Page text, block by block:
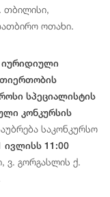
თბილისი,
ოთახი.
იურიდიული
სპეციალისტის
კონკურსის
საკონკურსო
ივლისს 11:00
ვ. გორგასლის ქ.